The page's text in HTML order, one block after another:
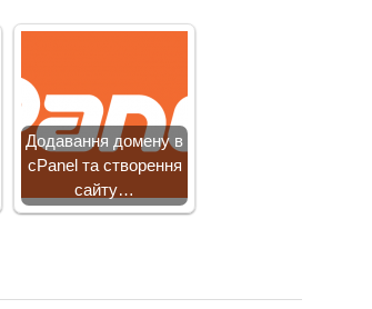
Додавання домену в
cPanel та створення
сайту…